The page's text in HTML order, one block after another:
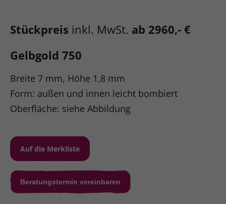
Stückpreis inkl. MwSt. ab 2960,- €
Gelbgold 750
Breite 7 mm, Höhe 1,8 mm
Form: außen und innen leicht bombiert
Oberfläche: siehe Abbildung
Beratungstermin vereinbaren